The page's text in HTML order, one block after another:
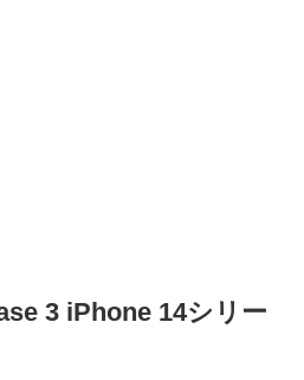
3 iPhone 14シリー